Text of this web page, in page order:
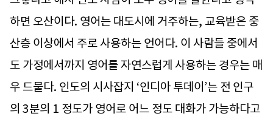
하면 오산이다. 영어는 대도시에 거주하는, 교육받은 중
산층 이상에서 주로 사용하는 언어다. 이 사람들 중에서
도 가정에서까지 영어를 자연스럽게 사용하는 경우는 매
우 드물다. 인도의 시사잡지 ‘인디아 투데이’는 전 인구
의 3분의 1 정도가 영어로 어느 정도 대화가 가능하다고